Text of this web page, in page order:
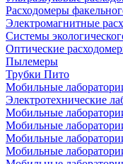
Расходомеры
Электромагнитные
Системы
Оптические
Пылемеры
Трубки Пито
Мобильные
Электротехнические
Мобильные
Мобильные
Мобильные
Мобильные